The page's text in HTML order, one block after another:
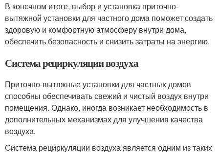
В конечном итоге, выбор и установка приточно-
вытяжной установки для частного дома поможет создать
здоровую и комфортную атмосферу внутри дома,
обеспечить безопасность и снизить затраты на энергию.
Система рециркуляции воздуха
Приточно-вытяжные установки для частных домов
способны обеспечивать свежий и чистый воздух внутри
помещения. Однако, иногда возникает необходимость в
дополнительных механизмах для улучшения качества
воздуха.
Система рециркуляции воздуха является одним из таких